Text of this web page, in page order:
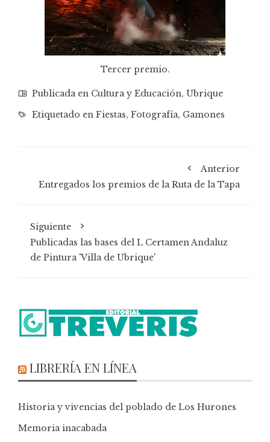
Tercer premio.
Publicada en Cultura y Educación, Ubrique
Etiquetado en Fiestas, Fotografía, Gamones
Anterior
Entregados los premios de la Ruta de la Tapa
Siguiente
Publicadas las bases del L Certamen Andaluz
de Pintura 'Villa de Ubrique'
LIBRERÍA EN LÍNEA
Historia y vivencias del poblado de Los Hurones
Memoria inacabada